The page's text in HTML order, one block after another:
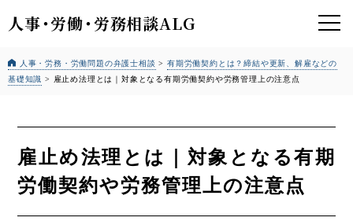
人事・労働・労務相談ALG
人事・労務・労働問題の弁護士相談 >有期労働契約とは？締結や更新、解雇などの
基礎知識 > 雇止め法理とは｜対象となる有期労働契約や労務管理上の注意点
雇止め法理とは｜対象となる有期
労働契約や労務管理上の注意点